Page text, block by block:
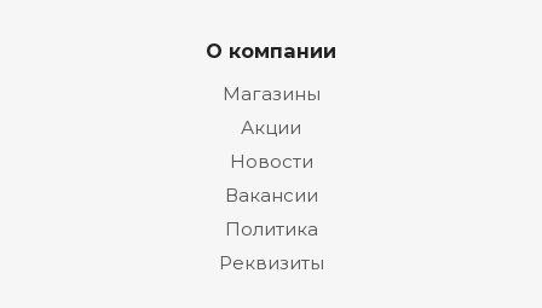
О компании
Магазины
Акции
Новости
Вакансии
Политика
Реквизиты